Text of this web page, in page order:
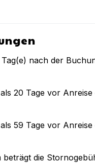
Tag(e) nach der
20 Tage vor
59 Tage vor
beträgt die